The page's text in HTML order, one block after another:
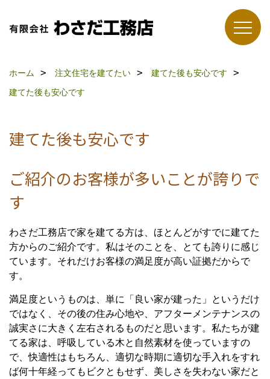
ホーム 注文住宅を建てたい
建てた後も安心です
建てた後も安心です
建てた後も安心です
ご紹介のお客様が多いことが誇りで
す
わさだ工務店で家を建てる方は、ほとんどがすでに建てた
方からのご紹介です。私はそのことを、とても誇りに感じ
ています。それだけお客様の満足度が高い証拠だからで
す。
満足度というものは、単に「良い家が建った」というだけ
ではなく、その後の住み心地や、アフターメンテナンスの
誠実さに大きく左右されるものだと思います。私たちが建
てる家は、呼吸している木と自然素材を使っていますの
で、快適性はもちろん、適切な時期に適切な手入れをすれ
ば何十年経ってもビクともせず、美しさを失わない家だと